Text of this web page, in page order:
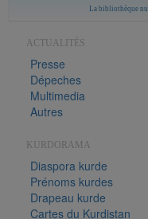
La bibliothèque
ACTUALITÉS
Presse
Dépeches
Multimedia
Autres
KURDORAMA
Diaspora kurde
Prénoms kurdes
Drapeau kurde
Cartes du Kurdistan